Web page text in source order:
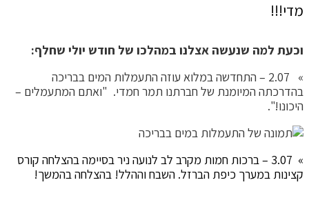
מדי!!!
וכעת למה שנעשה אצלנו במהלכו של חודש יולי שחלף:
» 2.07 – התחדשה במלוא עוזה התעמלות המים בבריכה
בהדרכתה המיומנת של חברתנו תמר חמדי. "ואתם המתעמלים –
היכונו!".
» 3.07 – ברכות חמות מקרב לב לנועה ניר בסיימה בהצלחה קורס
קצינות במערך כיפת הברזל. השבח וההלל! בהצלחה בהמשך!